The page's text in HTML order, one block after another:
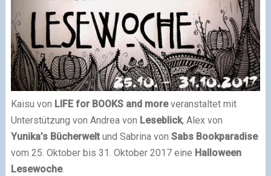
Kaisu von LIFE for BOOKS and moreveranstaltet mit
Unterstützung von Andrea von Leseblick, Alex von
Yunika’s Bücherweltund Sabrina von Sabs Bookparadise
vom 25. Oktober bis 31. Oktober 2017 eine Halloween
Lesewoche.